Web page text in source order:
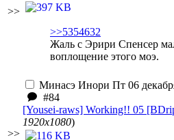
>>
>>5354632
Жаль с Эрири Спенсер
воплощение этого моэ.
>>
Минасэ Инори Пт 06
#84
[Yousei-raws] Working!! 05
1920x1080)